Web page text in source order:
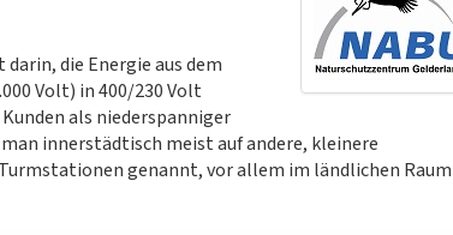
die Energie aus dem
Volt) in 400/230 Volt
als niederspanniger
innerstädtisch meist auf andere, kleinere
genannt, vor allem im ländlichen Raum